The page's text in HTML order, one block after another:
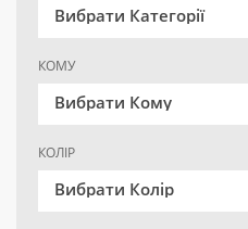
Вибрати Категорії
КОМУ
Вибрати Кому
КОЛІР
Вибрати Колір